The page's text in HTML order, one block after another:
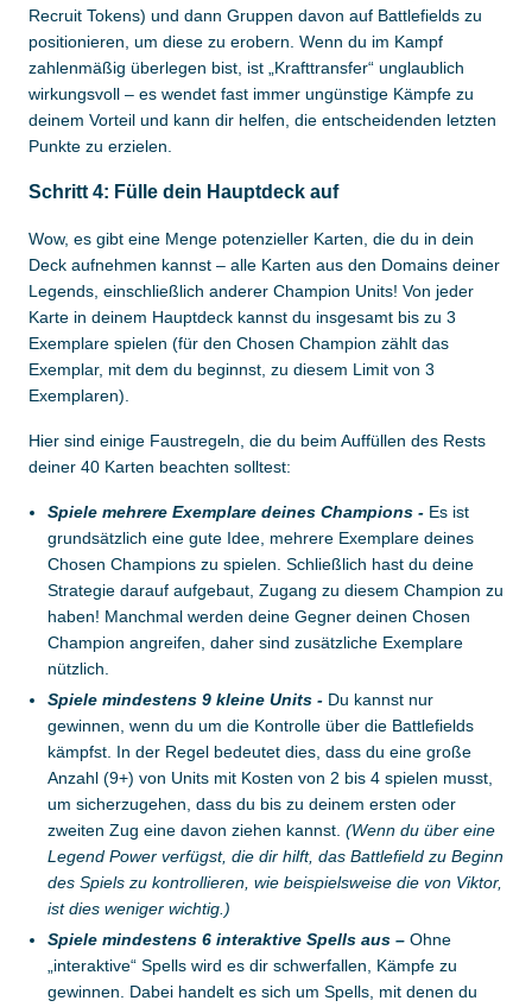
Recruit Tokens) und dann Gruppen davon auf Battlefields zu
positionieren, um diese zu erobern. Wenn du im Kampf
zahlenmäßig überlegen bist, ist „Krafttransfer“ unglaublich
wirkungsvoll – es wendet fast immer ungünstige Kämpfe zu
deinem Vorteil und kann dir helfen, die entscheidenden letzten
Punkte zu erzielen.
Schritt 4: Fülle dein Hauptdeck auf
Wow, es gibt eine Menge potenzieller Karten, die du in dein
Deck aufnehmen kannst – alle Karten aus den Domains deiner
Legends, einschließlich anderer Champion Units! Von jeder
Karte in deinem Hauptdeck kannst du insgesamt bis zu 3
Exemplare spielen (für den Chosen Champion zählt das
Exemplar, mit dem du beginnst, zu diesem Limit von 3
Exemplaren).
Hier sind einige Faustregeln, die du beim Auffüllen des Rests
deiner 40 Karten beachten solltest:
Spiele mehrere Exemplare deines Champions - Es ist
grundsätzlich eine gute Idee, mehrere Exemplare deines
Chosen Champions zu spielen. Schließlich hast du deine
Strategie darauf aufgebaut, Zugang zu diesem Champion zu
haben! Manchmal werden deine Gegner deinen Chosen
Champion angreifen, daher sind zusätzliche Exemplare
nützlich.
Spiele mindestens 9 kleine Units - Du kannst nur
gewinnen, wenn du um die Kontrolle über die Battlefields
kämpfst. In der Regel bedeutet dies, dass du eine große
Anzahl (9+) von Units mit Kosten von 2 bis 4 spielen musst,
um sicherzugehen, dass du bis zu deinem ersten oder
zweiten Zug eine davon ziehen kannst. (Wenn du über eine
Legend Power verfügst, die dir hilft, das Battlefield zu Beginn
des Spiels zu kontrollieren, wie beispielsweise die von Viktor,
ist dies weniger wichtig.)
Spiele mindestens 6 interaktive Spells aus – Ohne
„interaktive“ Spells wird es dir schwerfallen, Kämpfe zu
gewinnen. Dabei handelt es sich um Spells, mit denen du